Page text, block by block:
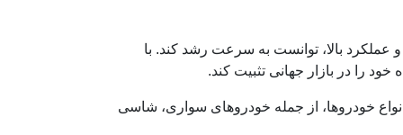
با کیفیت و عملکرد بالا، توانست به سرعت رشد کند. با
را در بازار جهانی تثبیت کند.
انواع خودروها، از جمله خودروهای سواری، شاسی